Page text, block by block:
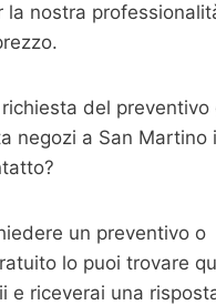
la nostra
del preventivo
negozi a San Martino
un preventivo o
lo puoi trovare
e riceverai una